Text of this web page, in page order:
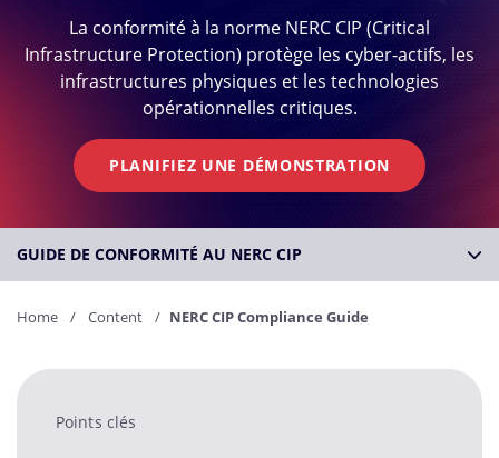
La conformité à la norme NERC CIP (Critical
Infrastructure Protection) protège les cyber-actifs, les
infrastructures physiques et les technologies
opérationnelles critiques.
PLANIFIEZ UNE DÉMONSTRATION
GUIDE DE CONFORMITÉ AU NERC CIP
Home Content NERC CIP Compliance Guide
Points clés